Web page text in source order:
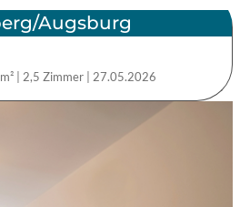
Augsburg
|2,5 Zimmer |27.05.2026